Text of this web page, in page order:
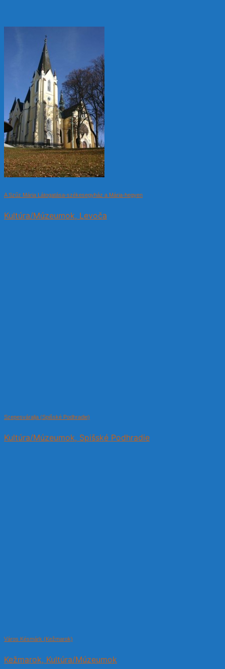
A Szűz Mária Látogatása-székesegyház a Mária-hegyen
Kultúra/Múzeumok, Levoča
Szepesváralja (Spišské Podhradie)
Kultúra/Múzeumok, Spišské Podhradie
Város Késmárk (Kežmarok)
Kežmarok, Kultúra/Múzeumok